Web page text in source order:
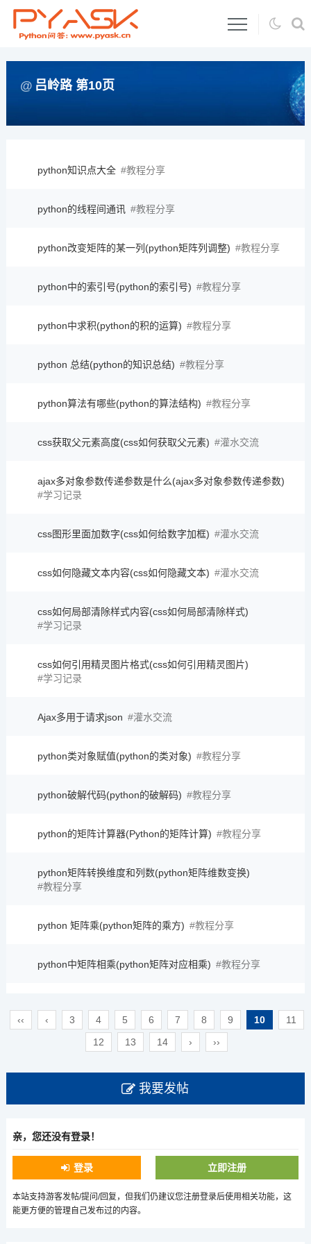
吕岭路 第10页
python知识点大全 教程分享
python的线程间通讯 教程分享
python改变矩阵的某一列(python矩阵列调整) 教程分享
python中的索引号(python的索引号) 教程分享
python中求积(python的积的运算) 教程分享
python 总结(python的知识总结) 教程分享
python算法有哪些(python的算法结构) 教程分享
css获取父元素高度(css如何获取父元素) 灌水交流
ajax多对象参数传递参数是什么(ajax多对象参数传递参数)
学习记录
css图形里面加数字(css如何给数字加框) 灌水交流
css如何隐藏文本内容(css如何隐藏文本) 灌水交流
css如何局部清除样式内容(css如何局部清除样式)
学习记录
css如何引用精灵图片格式(css如何引用精灵图片)
学习记录
Ajax多用于请求json 灌水交流
python类对象赋值(python的类对象) 教程分享
python破解代码(python的破解码) 教程分享
python的矩阵计算器(Python的矩阵计算) 教程分享
python矩阵转换维度和列数(python矩阵维数变换)
教程分享
python 矩阵乘(python矩阵的乘方) 教程分享
python中矩阵相乘(python矩阵对应相乘) 教程分享
‹‹ ‹ 3 4 5 6 7 8 9 10
11
12
13 14 › ››
我要发帖
亲，您还没有登录！
登录 立即注册
本站支持游客发帖/提问/回复，但我们仍建议您注册登录后使用相关功能，这
能更方便的管理自己发布过的内容。